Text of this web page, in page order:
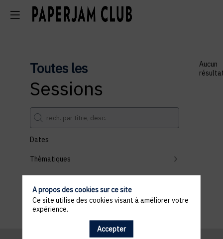
Toutes les
Sessions
Dates
Thèmatiques
Effacer tous les filtres
Aucun
A propos des cookies sur ce site
Ce site utilise des cookies visant à améliorer votre
expérience.
Accepter